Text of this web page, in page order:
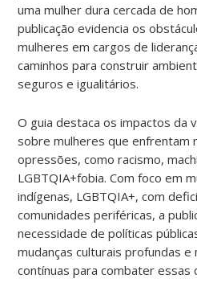
uma mulher dura cercada de
publicação evidencia os
mulheres em cargos de
caminhos para construir
seguros e igualitários.
O guia destaca os impactos da
sobre mulheres que enfrentam
opressões, como racismo,
LGBTQIA+fobia. Com foco em
indígenas, LGBTQIA+, com
comunidades periféricas, a
necessidade de políticas
mudanças culturais profundas
contínuas para combater essas